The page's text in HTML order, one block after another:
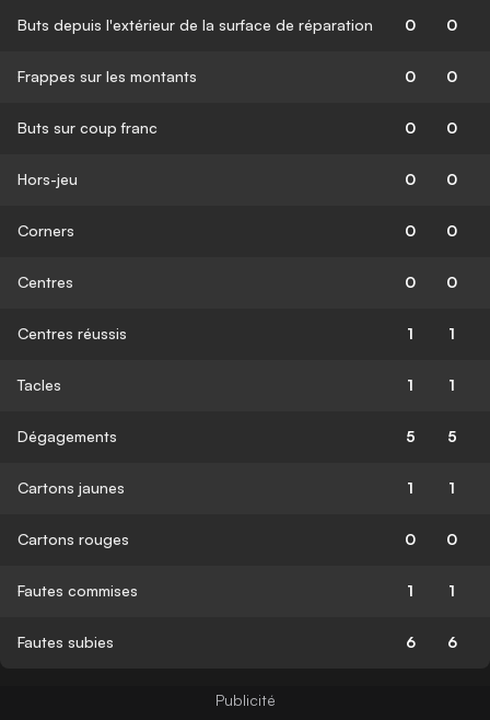
Buts depuis l'extérieur de la surface de réparation 0 0
Frappes sur les montants 0 0
Buts sur coup franc 0 0
Hors-jeu 0 0
Corners 0 0
Centres 0 0
Centres réussis 1 1
Tacles 1 1
Dégagements 5 5
Cartons jaunes 1 1
Cartons rouges 0 0
Fautes commises 1 1
Fautes subies 6 6